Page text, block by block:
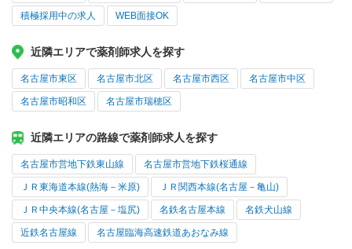
積極採用中の求人 WEB面接OK
近隣エリアで薬剤師求人を探す
名古屋市東区 名古屋市北区 名古屋市西区 名古屋市中区
名古屋市昭和区 名古屋市瑞穂区
近隣エリアの路線で薬剤師求人を探す
名古屋市営地下鉄東山線 名古屋市営地下鉄桜通線
ＪＲ東海道本線(熱海－米原) ＪＲ関西本線(名古屋－亀山)
ＪＲ中央本線(名古屋－塩尻) 名鉄名古屋本線 名鉄犬山線
近鉄名古屋線 名古屋臨海高速鉄道あおなみ線